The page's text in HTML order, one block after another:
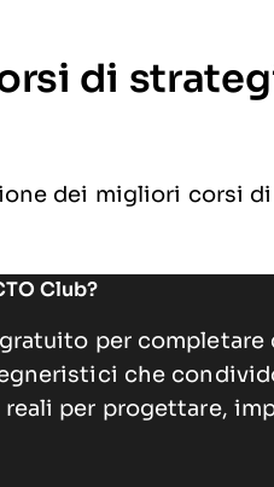
di
dei migliori corsi
Club?
per
che
per progettare,